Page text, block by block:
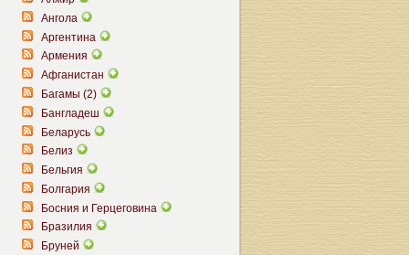
Ангола
Аргентина
Армения
Афганистан
Багамы (2)
Бангладеш
Беларусь
Белиз
Бельгия
Болгария
Босния и Герцеговина
Бразилия
Бруней